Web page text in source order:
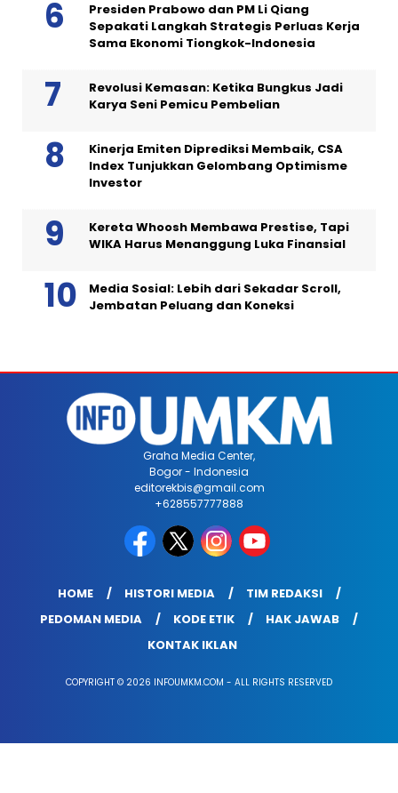
Presiden Prabowo dan PM Li Qiang
Sepakati Langkah Strategis Perluas Kerja
Sama Ekonomi Tiongkok-Indonesia
Revolusi Kemasan: Ketika Bungkus Jadi
Karya Seni Pemicu Pembelian
Kinerja Emiten Diprediksi Membaik, CSA
Index Tunjukkan Gelombang Optimisme
Investor
Kereta Whoosh Membawa Prestise, Tapi
WIKA Harus Menanggung Luka Finansial
Media Sosial: Lebih dari Sekadar Scroll,
Jembatan Peluang dan Koneksi
Graha Media Center,
Bogor - Indonesia
editorekbis@gmail.com
+628557777888
HOME HISTORI MEDIA
TIM REDAKSI
PEDOMAN MEDIA
KODE ETIK
HAK JAWAB
KONTAK IKLAN
COPYRIGHT © 2026 INFOUMKM.COM - ALL RIGHTS RESERVED